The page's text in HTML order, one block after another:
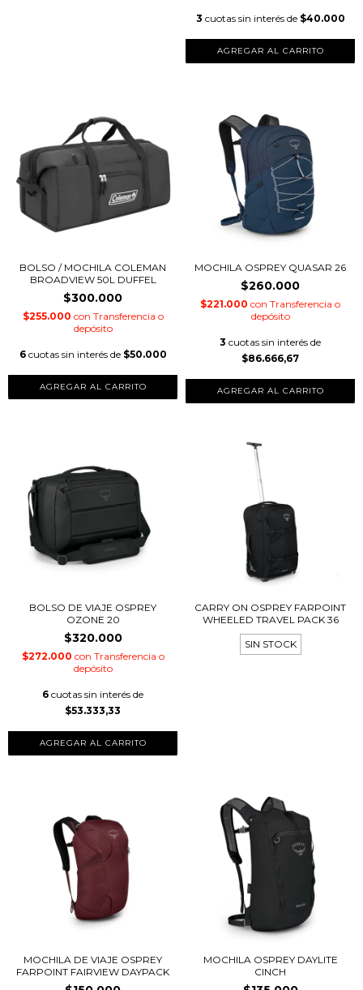
3 cuotas sin interés de $40.000
BOLSO / MOCHILA COLEMAN
BROADVIEW 50L DUFFEL
$300.000
$255.000 con Transferencia o
depósito
6 cuotas sin interés de $50.000
MOCHILA OSPREY QUASAR 26
$260.000
$221.000 con Transferencia o
depósito
3 cuotas sin interés de
$86.666,67
AGREGAR AL CARRITO
BOLSO DE VIAJE OSPREY
OZONE 20
$320.000
$272.000 con Transferencia o
depósito
6 cuotas sin interés de
$53.333,33
CARRY ON OSPREY FARPOINT
WHEELED TRAVEL PACK 36
SIN STOCK
MOCHILA DE VIAJE OSPREY
FARPOINT FAIRVIEW DAYPACK
MOCHILA OSPREY DAYLITE
CINCH